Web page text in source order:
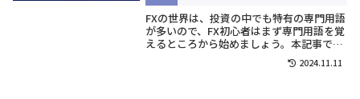
FXの世界は、投資の中でも特有の専門用語
が多いので、FX初心者はまず専門用語を覚
えるところから始めましょう。本記事で
は、FXの専門用語を全24種類 + テクニカ
ル分析用語3つ、1つずつ詳しく解説してい
2024.11.11